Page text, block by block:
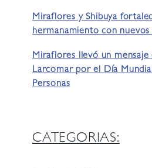
Miraflores y Shibuya
hermanamiento con nuevos
Miraflores llevó un mensaje
Larcomar por el Día
Personas
CATEGORIAS: